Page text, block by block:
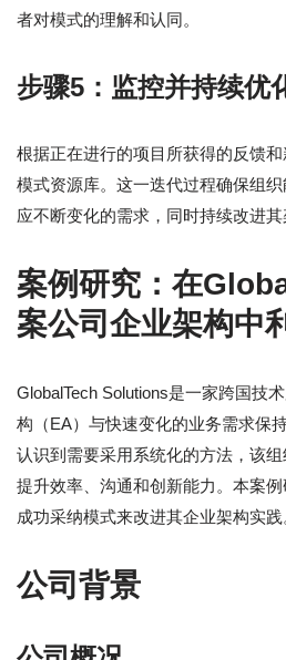
者对模式的理解和认同。
步骤5：监控并持续优
根据正在进行的项目所获得的反馈
模式资源库。这一迭代过程确保组
应不断变化的需求，同时持续改进其
案例研究：在
案公司企业架构中
GlobalTech Solutions是一家跨国技
构（EA）与快速变化的业务需求保
认识到需要采用系统化的方法，该
提升效率、沟通和创新能力。本案
成功采纳模式来改进其企业架构实践
公司背景